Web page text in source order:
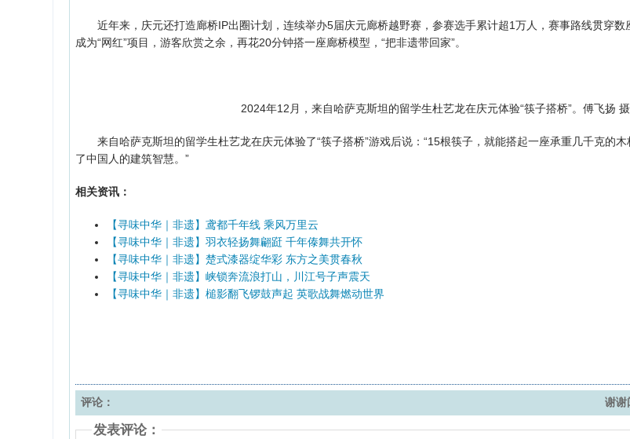
近年来，庆元还打造廊桥IP出圈计划，连续举办5届庆元廊桥越野赛，参赛选手累计超1万人，赛事路线贯穿数
成为“网红”项目，游客欣赏之余，再花20分钟搭一座廊桥模型，“把非遗带回家”。
2024年12月，来自哈萨克斯坦的留学生杜艺龙在庆元体验“筷子搭桥”。傅飞扬 摄
来自哈萨克斯坦的留学生杜艺龙在庆元体验了“筷子搭桥”游戏后说：“15根筷子，就能搭起一座承重几千克的木
了中国人的建筑智慧。”
相关资讯：
【寻味中华｜非遗】鸢都千年线 乘风万里云
【寻味中华｜非遗】羽衣轻扬舞翩跹 千年傣舞共开怀
【寻味中华｜非遗】楚式漆器绽华彩 东方之美贯春秋
【寻味中华｜非遗】峡锁奔流浪打山，川江号子声震天
【寻味中华｜非遗】槌影翻飞锣鼓声起 英歌战舞燃动世界
评论： 谢
发表评论：